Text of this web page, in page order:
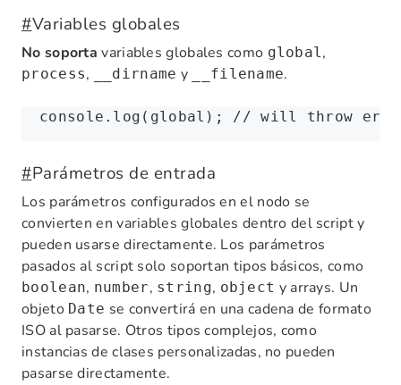
#Variables globales
No soporta variables globales como global,
process, __dirname y __filename.
console .log (global); // will throw
#Parámetros de entrada
Los parámetros configurados en el nodo se
convierten en variables globales dentro del script y
pueden usarse directamente. Los parámetros
pasados al script solo soportan tipos básicos, como
boolean, number, string, object y arrays. Un
objeto Date se convertirá en una cadena de formato
ISO al pasarse. Otros tipos complejos, como
instancias de clases personalizadas, no pueden
pasarse directamente.